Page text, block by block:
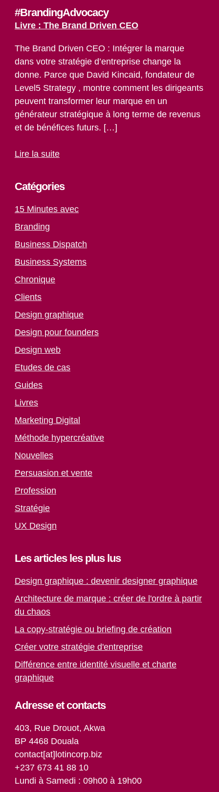
#BrandingAdvocacy
Livre : The Brand Driven CEO
The Brand Driven CEO : Intégrer la marque
dans votre stratégie d’entreprise change la
donne. Parce que David Kincaid, fondateur de
Level5 Strategy , montre comment les dirigeants
peuvent transformer leur marque en un
générateur stratégique à long terme de revenus
et de bénéfices futurs. […]
Lire la suite
Catégories
15 Minutes avec
Branding
Business Dispatch
Business Systems
Chronique
Clients
Design graphique
Design pour founders
Design web
Etudes de cas
Guides
Livres
Marketing Digital
Méthode hypercréative
Nouvelles
Persuasion et vente
Profession
Stratégie
UX Design
Les articles les plus lus
Design graphique : devenir designer graphique
Architecture de marque : créer de l'ordre à partir
du chaos
La copy-stratégie ou briefing de création
Créer votre stratégie d'entreprise
Différence entre identité visuelle et charte
graphique
Adresse et contacts
403, Rue Drouot, Akwa
BP 4468 Douala
contact[at]lotincorp.biz
+237 673 41 88 10
Lundi à Samedi : 09h00 à 19h00